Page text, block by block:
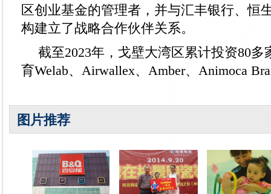
区创业基金的管理者，并与汇丰银行、恒
构建立了战略合作伙伴关系。
截至2023年，戈壁大湾区累计投资80
育Welab、Airwallex、Amber、Animoca
图片推荐